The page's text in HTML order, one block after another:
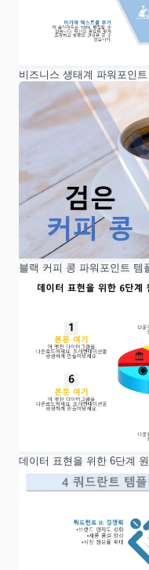
비즈니스 생태계 파워포인트
블랙 커피 콩 파워포인트 템
데이터 표현을 위한 6단계